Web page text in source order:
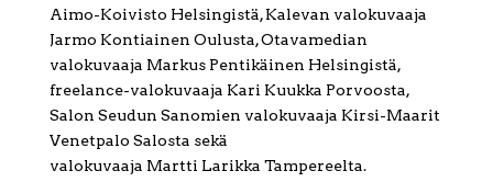
Aimo-Koivisto Helsingistä, Kalevan valokuvaaja
Jarmo Kontiainen Oulusta, Otavamedian
valokuvaaja Markus Pentikäinen Helsingistä,
freelance-valokuvaaja Kari Kuukka Porvoosta,
Salon Seudun Sanomien valokuvaaja Kirsi-Maarit
Venetpalo Salosta sekä
valokuvaaja Martti Larikka Tampereelta.